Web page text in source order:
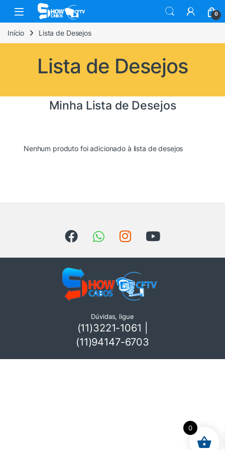
Skip to navigation
Skip to content
0
Início Lista de Desejos
Lista de Desejos
Minha Lista de Desejos
Nenhum produto foi adicionado à lista de desejos
Dúvidas, ligue
(11)3221-1061 |
(11)94147-6703
0